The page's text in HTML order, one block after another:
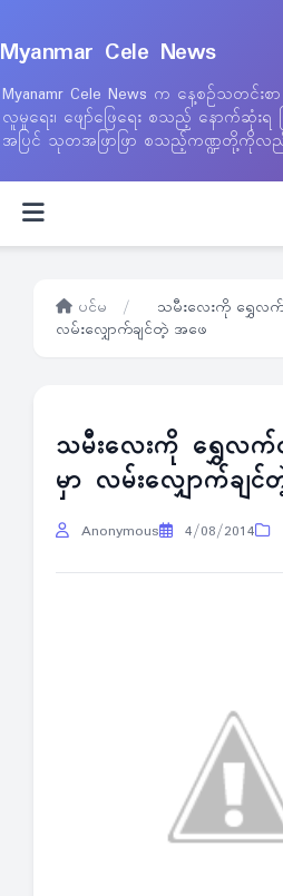
Myanmar Cele News
Myanamr Cele News က နေ့စဉ်သတင်းစာ
လူမှုရေး၊ ဖျော်ဖြေရေး စသည့် နောက်ဆုံးရ
အပြင် သုတအဖြာဖြာ စသည့်ကဏ္ဍတို့ကိုလည်
ပင်မ /
သမီးလေးကို ရွှေလ
လမ်းလျှောက်ချင်တဲ့ အဖေ
သမီးလေးကို ရွှေလ
မှာ လမ်းလျှောက်ချ
Anonymous 4/08/2014